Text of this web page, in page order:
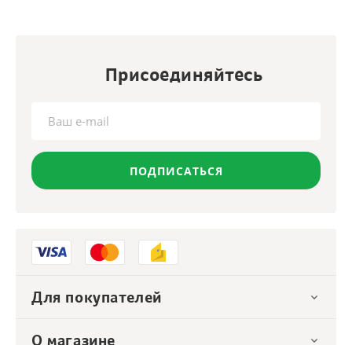
Присоединяйтесь
ПОДПИСАТЬСЯ
Для покупателей
О магазине